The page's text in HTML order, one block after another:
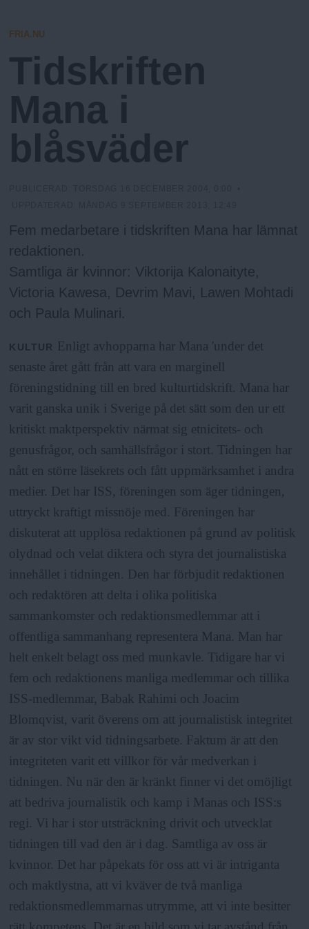
o
m
s
r
i
a
FRIA.NU
Tidskriften
Mana i
blåsväder
Fem medarbetare i tidskriften Mana har lämnat
redaktionen.
Samtliga är kvinnor: Viktorija Kalonaityte,
Victoria Kawesa, Devrim Mavi, Lawen Mohtadi
och Paula Mulinari.
KULTUR
Enligt avhopparna har Mana 'under det
senaste året gått från att vara en marginell
föreningstidning till en bred kulturtidskrift. Mana har
varit ganska unik i Sverige på det sätt som den ur ett
kritiskt maktperspektiv närmat sig etnicitets- och
genusfrågor, och samhällsfrågor i stort. Tidningen har
nått en större läsekrets och fått uppmärksamhet i andra
medier. Det har ISS, föreningen som äger tidningen,
uttryckt kraftigt missnöje med. Föreningen har
diskuterat att upplösa redaktionen på grund av politisk
olydnad och velat diktera och styra det journalistiska
innehållet i tidningen. Den har förbjudit redaktionen
och redaktören att delta i olika politiska
sammankomster och redaktionsmedlemmar att i
offentliga sammanhang representera Mana. Man har
helt enkelt belagt oss med munkavle. Tidigare har vi
fem och redaktionens manliga medlemmar och tillika
ISS-medlemmar, Babak Rahimi och Joacim
Blomqvist, varit överens om att journalistisk integritet
är av stor vikt vid tidningsarbete. Faktum är att den
integriteten varit ett villkor för vår medverkan i
tidningen. Nu när den är kränkt finner vi det omöjligt
att bedriva journalistik och kamp i Manas och ISS:s
regi. Vi har i stor utsträckning drivit och utvecklat
tidningen till vad den är i dag. Samtliga av oss är
kvinnor. Det har påpekats för oss att vi är intriganta
och maktlystna, att vi kväver de två manliga
redaktionsmedlemmarnas utrymme, att vi inte besitter